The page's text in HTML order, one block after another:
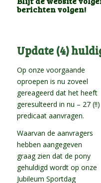
berichten volgen!
Update (4)
Op onze voorgaande
oproepen is nu zoveel
gereageerd dat het heeft
geresulteerd in nu – 27 (!!)
predicaat aanvragen.
Waarvan de aanvragers
hebben aangegeven
graag zien dat de pony
gehuldigd wordt op onze
Jubileum Sportdag